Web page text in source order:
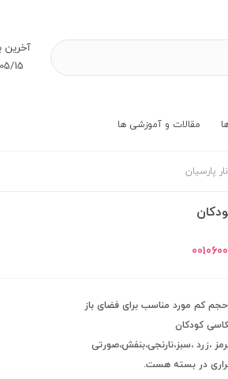
آخرین
1405/05/
مقالات و آموزشی ها
پارسیان
کم مورد مناسب برای فضای باز
کودکان
در بسته هست.